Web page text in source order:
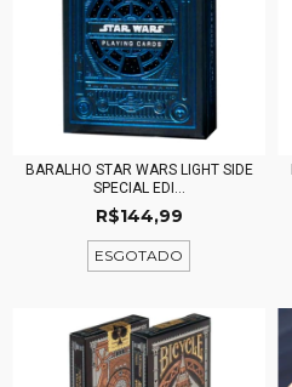
BARALHO STAR WARS LIGHT SIDE
SPECIAL EDI...
R$144,99
ESGOTADO